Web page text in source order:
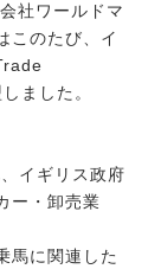
社ワールドマ
このたび、イ
ました。
イギリス政府
ー・卸売業
馬に関連した